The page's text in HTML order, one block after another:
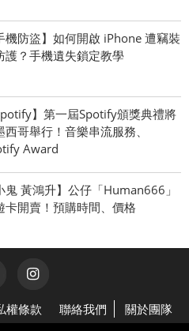
機防盜】如何開啟 iPhone 遭竊裝
護？手機遺失鎖定教學
】第一屆Spotify頒獎典禮將
西哥舉行！音樂串流服務、
Award
鬼 黃鴻升】公仔「Human666」
卡開賣！預購時間、價格
權條款 聯絡我們 關於團隊